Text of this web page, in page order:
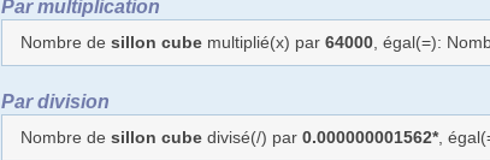
Par multiplication
Nombre desillon cube multiplié(x) par64000 , égal(=):
Par division
Nombre desillon cube divisé(/) par0.000000001562*,